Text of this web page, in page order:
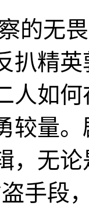
的无
扒精
人如
较量
，无
手段